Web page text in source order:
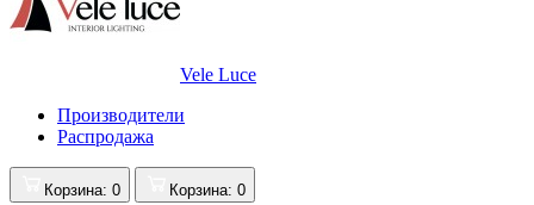
Vele Luce
Производители
Распродажа
Корзина: 0 Корзина: 0